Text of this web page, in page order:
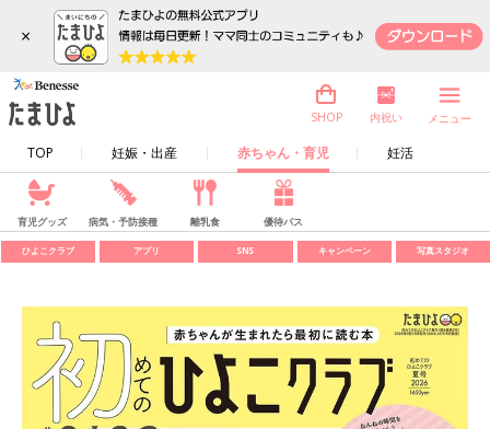
×
TOP 妊娠・出産 赤ちゃん・育児 妊活
SHOP 内祝い メニュー
育児グッズ 病気・予防接種 離乳食 優待パス
ひよこクラブ アプリ SNS キャンペーン 写真スタジオ